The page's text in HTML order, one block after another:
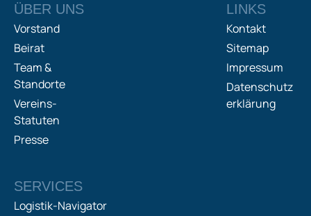
ÜBER UNS
Vorstand
Beirat
Team &
Standorte
Vereins-
Statuten
Presse
LINKS
Kontakt
Sitemap
Impressum
Datenschutz
erklärung
SERVICES
Logistik-Navigator